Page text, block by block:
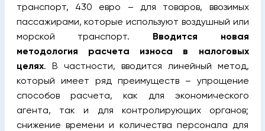
транспорт, 430 евро – для товаров, ввозимых
пассажирами, которые используют воздушный или
морской транспорт. Вводится новая
методология расчета износа в налоговых
целях. В частности, вводится линейный метод,
который имеет ряд преимуществ – упрощение
способов расчета, как для экономического
агента, так и для контролирующих органов;
снижение времени и количества персонала для